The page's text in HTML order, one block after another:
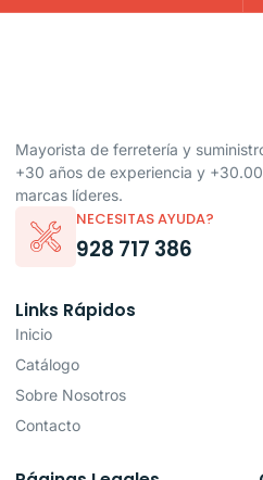
Mayorista de ferretería y
+30 años de experiencia y
marcas líderes.
NECESITAS AYUDA?
928 717 386
Links Rápidos
Inicio
Catálogo
Sobre Nosotros
Contacto